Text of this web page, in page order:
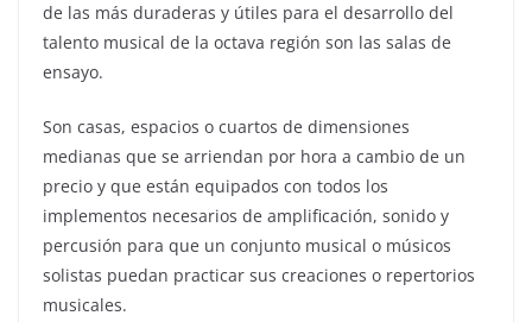
de las más duraderas y útiles para el desarrollo del
talento musical de la octava región son las salas de
ensayo.
Son casas, espacios o cuartos de dimensiones
medianas que se arriendan por hora a cambio de un
precio y que están equipados con todos los
implementos necesarios de amplificación, sonido y
percusión para que un conjunto musical o músicos
solistas puedan practicar sus creaciones o repertorios
musicales.